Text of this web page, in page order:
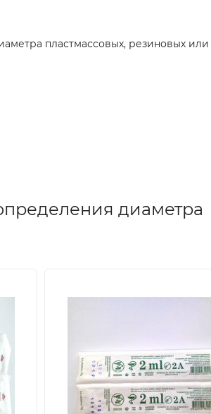
пластмассовых, резиновых или
диаметра